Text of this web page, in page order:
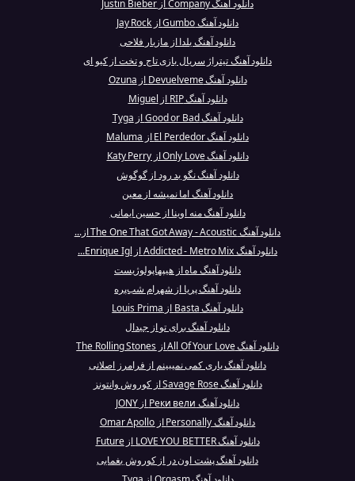
دانلود آهنگ Company از Justin Bieber
دانلود آهنگ Gumbo از Jay Rock
دانلود آهنگ یلدا از مازیار فلاحی
دانلود آهنگ تیتراژ سریال بازی تاج و تخت از کیو ای
دانلود آهنگ Devuelveme از Ozuna
دانلود آهنگ RIP از Miguel
دانلود آهنگ Good or Bad از Tyga
دانلود آهنگ El Perdedor از Maluma
دانلود آهنگ Only Love از Katy Perry
دانلود آهنگ نگو بد رود از گوگوش
دانلود آهنگ اما نمیشه از معین
دانلود آهنگ منه اوینا از حسین ایمانی
دانلود آهنگ The One That Got Away - Acoustic از...
دانلود آهنگ Addicted - Metro Mix از Enrique Igl...
دانلود آهنگ ماه از هیپهاپولوژیست
دانلود آهنگ پریا از شهرام شب‌پره
دانلود آهنگ Basta از Louis Prima
دانلود آهنگ برای تو از جیدال
دانلود آهنگ All Of Your Love از The Rolling Stones
دانلود آهنگ یاری کمی نمیبینم از فرامرز اصلانی
دانلود آهنگ Savage Rose از کوروش وانتونز
دانلود آهنگ Реки вели از JONY
دانلود آهنگ Personally از Omar Apollo
دانلود آهنگ LOVE YOU BETTER از Future
دانلود آهنگ پشت اون در از کوروش یغمایی